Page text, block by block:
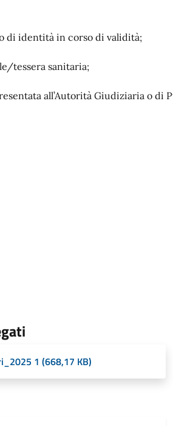
di identità in corso di validità;
tessera sanitaria;
all’Autorità Giudiziaria o di
1 (668,17 KB)